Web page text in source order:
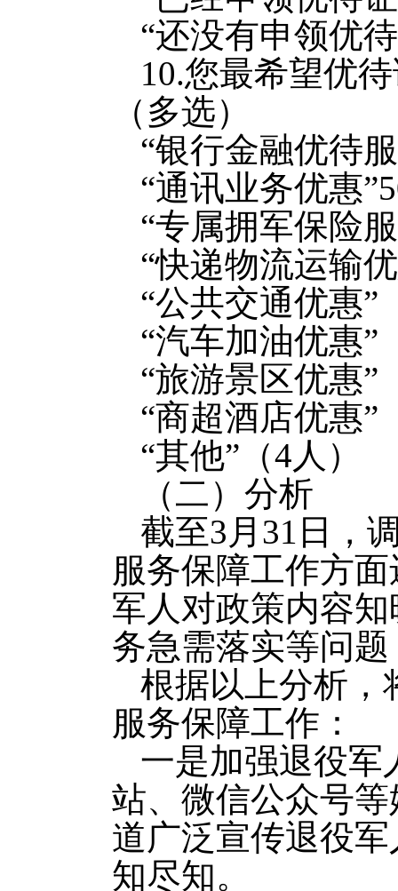
“还没有申领优
10.您最希望优
（多选）
“银行金融优待
“通讯业务优惠
“专属拥军保险
“快递物流运输
“公共交通优惠”
“汽车加油优惠”
“旅游景区优惠”
“商超酒店优惠”
“其他”（4人）
（二）分析
截至3月31日，
服务保障工作方
军人对政策内容
务急需落实等问
根据以上分析，
服务保障工作：
一是加强退役军
站、微信公众号
道广泛宣传退役
知尽知。